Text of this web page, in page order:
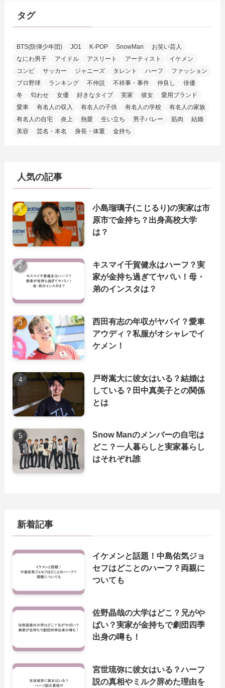
タグ
BTS(防弾少年団) JO1 K-POP SnowMan
お笑い芸人
なにわ男子
アイドル アスリート アーティスト
イケメン
コンビ
サッカー ジャニーズ タレント ハーフ
ファッション
プロ野球
ランキング 不仲説 不祥事・事件 仲良し
俳優
冬
匂わせ 女優 好きなタイプ 実家 彼女
愛用ブランド
愛車
有名人の収入 有名人の子供 有名人の学校
有名人の家族
有名人の自宅
炎上 熱愛 生い立ち 男子バレー 筋肉
結婚
美容
芸名・本名 身長・体重 金持ち
人気の記事
小島瑠璃子(こじるり)の実家は市
原市で金持ち？出身高校大学
は？
キスマイ千賀健永はハーフ？実
家が金持ち過ぎてヤバい！母・
弟のインスタは？
西田有志の年収がヤバイ？愛車
アウディ？私服がオシャレでイ
ケメン！
戸嵜嵩大に彼女はいる？結婚は
している？田中真美子との関係
とは
Snow Manのメンバーの自宅は
どこ？一人暮らしと実家暮らし
はそれぞれ誰
新着記事
イケメンと話題！中島佑気ジョ
セフはどことのハーフ？両親に
ついても
佐野晶哉の大学はどこ？兄がや
ばい？実家が金持ちで劇団四季
出身の噂も！
宮世琉弥に彼女はいる？ハーフ
説の真相やミルク辞めた理由を